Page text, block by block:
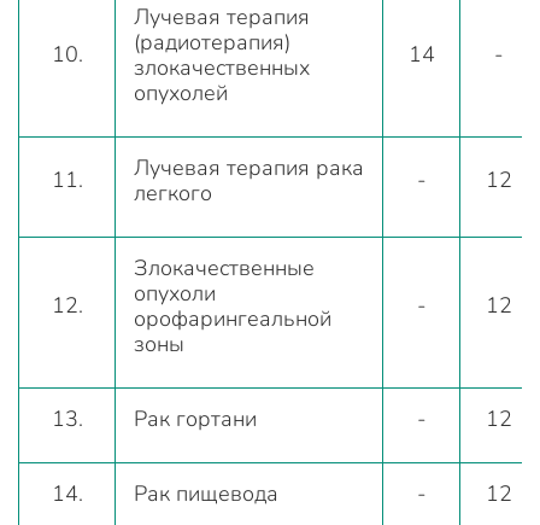
10.
Лучевая терапия
(радиотерапия)
злокачественных
опухолей
14 -
11.
Лучевая терапия рака
легкого
- 12
12.
Злокачественные
опухоли
орофарингеальной
зоны
- 12
13. Рак гортани - 12
14. Рак пищевода - 12